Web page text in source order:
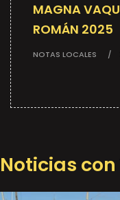
MAGNA
ROMÁN 2025
NOTAS LOCALES
Noticias